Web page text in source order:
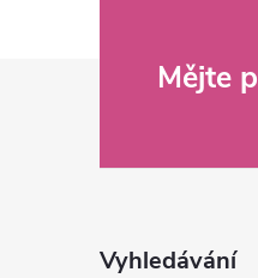
Mějte
Vyhledávání